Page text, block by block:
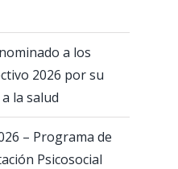
a los
2026 por su
la salud
– Programa de
Psicosocial